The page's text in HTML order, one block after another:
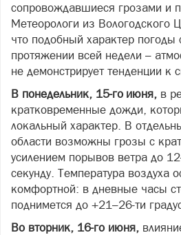
сопровождавшиеся грозами и
Метеорологи из Вологодского
что подобный характер погоды
протяжении всей недели –
не демонстрирует тенденции
В понедельник, 15-го июня, в
кратковременные дожди,
локальный характер. В
области возможны грозы с
усилением порывов ветра до
секунду. Температура воздуха
комфортной: в дневные часы
поднимется до +21–26-ти
Во вторник, 16-го июня,